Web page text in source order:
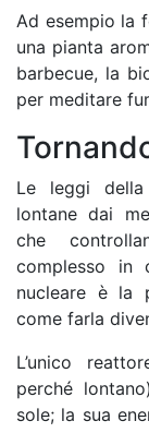
Ad esempio la
una pianta
barbecue, la
per meditare
Le leggi
lontane dai
che
complesso in
nucleare è la
come farla
L’unico
perché
sole; la sua